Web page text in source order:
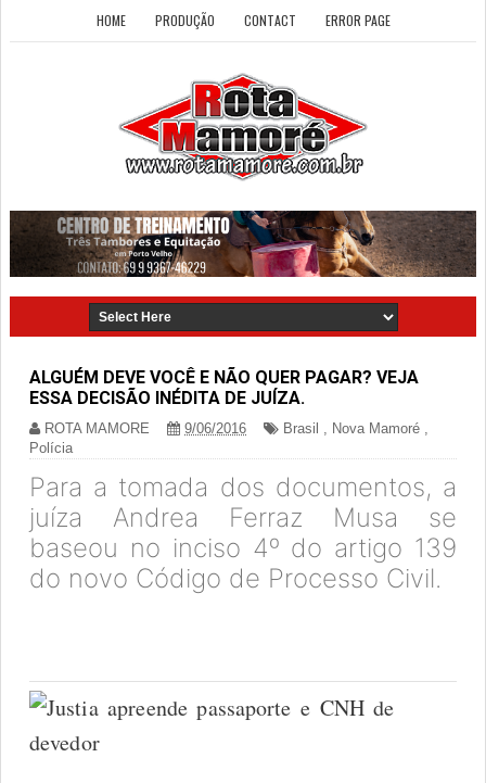
HOME PRODUÇÃO CONTACT ERROR PAGE
ALGUÉM DEVE VOCÊ E NÃO QUER PAGAR? VEJA
ESSA DECISÃO INÉDITA DE JUÍZA.
ROTA MAMORE 9/06/2016 Brasil , Nova Mamoré ,
Polícia
Para a tomada dos documentos, a
juíza Andrea Ferraz Musa se
baseou no inciso 4º do artigo 139
do novo Código de Processo Civil.